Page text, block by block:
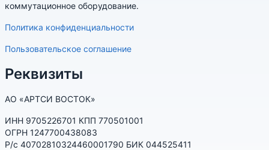
коммутационное оборудование.
Политика конфиденциальности
Пользовательское соглашение
Реквизиты
АО «АРТСИ ВОСТОК»
ИНН 9705226701 КПП 770501001
ОГРН 1247700438083
Р/с 40702810324460001790 БИК 044525411